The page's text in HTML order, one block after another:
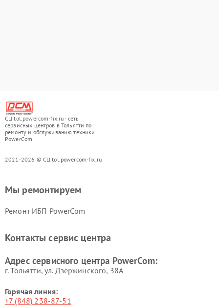
СЦ tol.powercom-fix.ru - сеть
сервисных центров в Тольятти по
ремонту и обслуживанию техники
PowerCom
2021-2026 © СЦ tol.powercom-fix.ru
Мы ремонтируем
Ремонт ИБП PowerCom
Контакты сервис центра
Адрес сервисного центра PowerCom:
г. Тольятти, ул. Дзержинского, 38А
Горячая линия:
+7 (848) 238-87-51